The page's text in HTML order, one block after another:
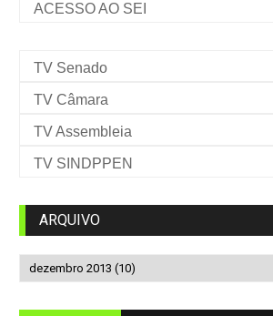
ACESSO AO SEI
TV Senado
TV Câmara
TV Assembleia
TV SINDPPEN
ARQUIVO